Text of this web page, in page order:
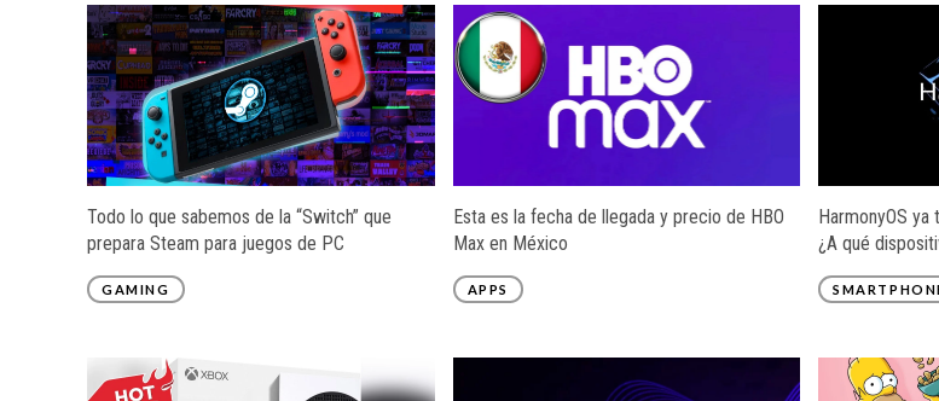
Todo lo que sabemos de la “Switch” que
prepara Steam para juegos de PC
GAMING
Esta es la fecha de llegada y precio de HBO
Max en México
APPS
HarmonyOS
¿A qué